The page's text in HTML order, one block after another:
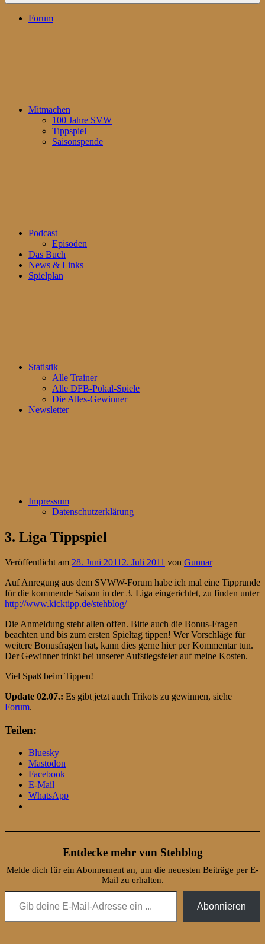
Forum
Mitmachen
100 Jahre SVW
Tippspiel
Saisonspende
Podcast
Episoden
Das Buch
News & Links
Spielplan
Statistik
Alle Trainer
Alle DFB-Pokal-Spiele
Die Alles-Gewinner
Newsletter
Impressum
Datenschutzerklärung
3. Liga Tippspiel
Veröffentlicht am 28. Juni 2011 2. Juli 2011 von Gunnar
Auf Anregung aus dem SVWW-Forum habe ich mal eine Tipprunde
für die kommende Saison in der 3. Liga eingerichtet, zu finden unter
http://www.kicktipp.de/stehblog/
Die Anmeldung steht allen offen. Bitte auch die Bonus-Fragen
beachten und bis zum ersten Spieltag tippen! Wer Vorschläge für
weitere Bonusfragen hat, kann dies gerne hier per Kommentar tun.
Der Gewinner trinkt bei unserer Aufstiegsfeier auf meine Kosten.
Viel Spaß beim Tippen!
Update 02.07.: Es gibt jetzt auch Trikots zu gewinnen, siehe
Forum.
Teilen:
Bluesky
Mastodon
Facebook
E-Mail
WhatsApp
Entdecke mehr von Stehblog
Melde dich für ein Abonnement an, um die neuesten Beiträge per E-
Mail zu erhalten.
Gib deine E-Mail-Adresse ein ...
Abonnieren